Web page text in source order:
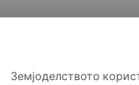
Земјоделството